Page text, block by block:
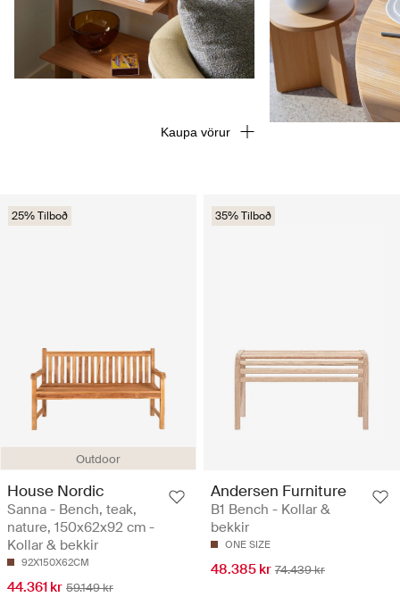
Outdoor
25% Tilboð
House Nordic
Sanna - Bench, teak,
nature, 150x62x92 cm -
Kollar & bekkir
92X150X62CM
44.361 kr 59.149 kr
35% Tilboð
Andersen Furniture
B1 Bench - Kollar &
bekkir
ONE SIZE
48.385 kr 74.439 kr
Kaupa vörur